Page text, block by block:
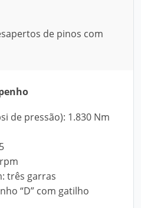
de pinos com
de pressão): 1.830 Nm
três garras
“D” com gatilho